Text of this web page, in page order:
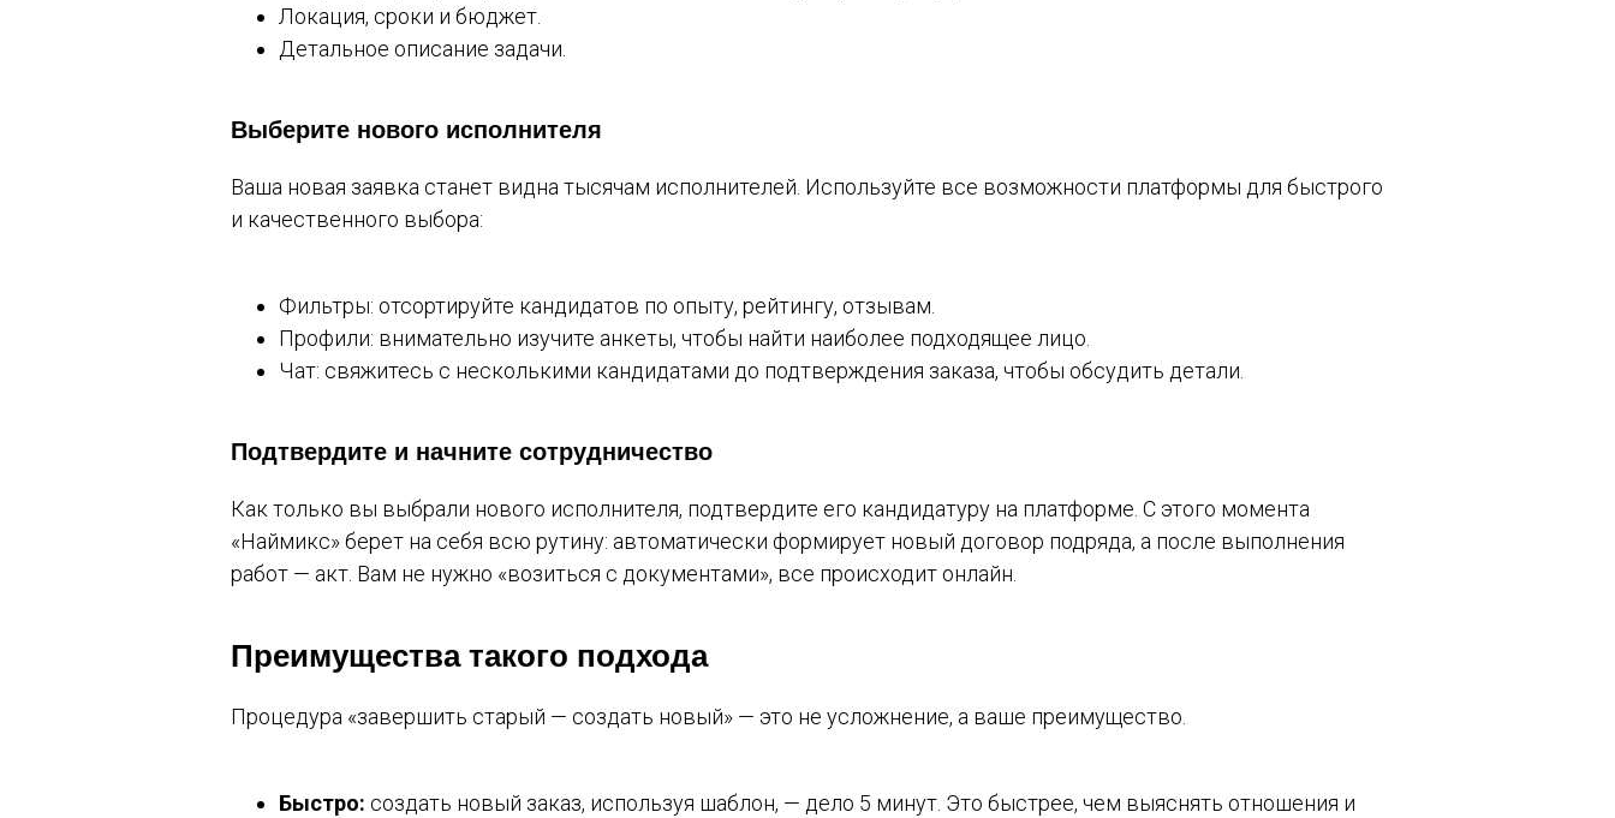
Локация, сроки и бюджет.
Детальное описание задачи.
Выберите нового исполнителя
Ваша новая заявка станет видна тысячам исполнителей. Используйте все возможности платформы для быстрого
и качественного выбора:
Фильтры: отсортируйте кандидатов по опыту, рейтингу, отзывам.
Профили: внимательно изучите анкеты, чтобы найти наиболее подходящее лицо.
Чат: свяжитесь с несколькими кандидатами до подтверждения заказа, чтобы обсудить детали.
Подтвердите и начните сотрудничество
Как только вы выбрали нового исполнителя, подтвердите его кандидатуру на платформе. С этого момента
«Наймикс» берет на себя всю рутину: автоматически формирует новый договор подряда, а после выполнения
работ — акт. Вам не нужно «возиться с документами», все происходит онлайн.
Преимущества такого подхода
Процедура «завершить старый — создать новый» — это не усложнение, а ваше преимущество.
Быстро: создать новый заказ, используя шаблон, — дело 5 минут. Это быстрее, чем выяснять отношения и